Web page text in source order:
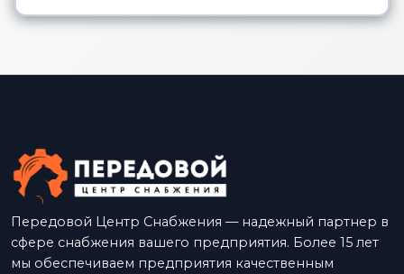
Передовой Центр Снабжения — надежный партнер в
сфере снабжения вашего предприятия. Более 15 лет
мы обеспечиваем предприятия качественным